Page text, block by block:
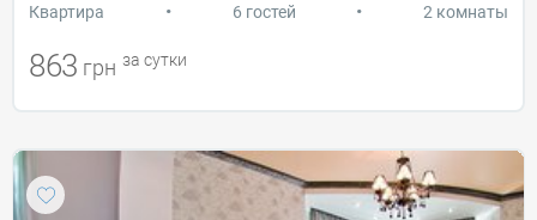
Квартира • 6 гостей • 2 комнаты
863 грн за сутки